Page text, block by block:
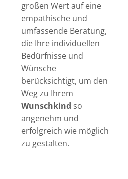
großen Wert auf eine
empathische und
umfassende Beratung,
die Ihre individuellen
Bedürfnisse und
Wünsche
berücksichtigt, um den
Weg zu Ihrem
Wunschkind so
angenehm und
erfolgreich wie möglich
zu gestalten.